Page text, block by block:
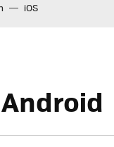
iOS